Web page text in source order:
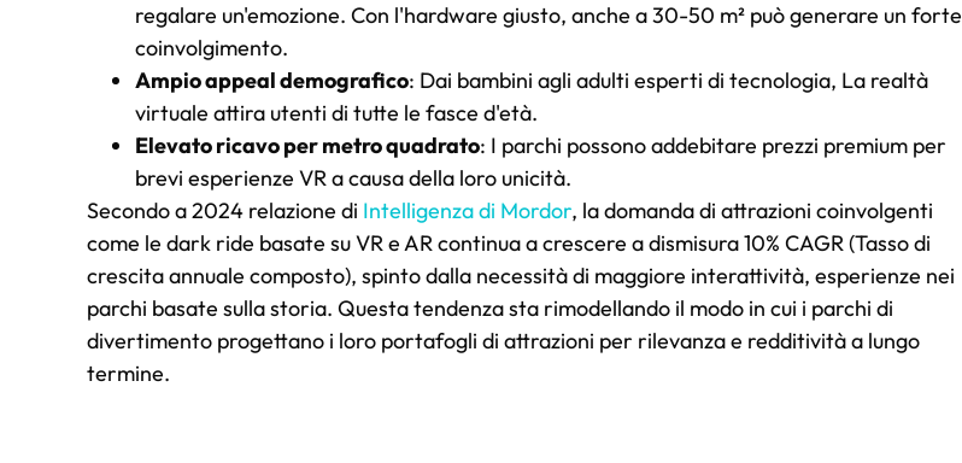
regalare un'emozione. Con l'hardware giusto, anche a 30-50 m² può generare un forte
coinvolgimento.
Ampio appeal demografico: Dai bambini agli adulti esperti di tecnologia, La realtà
virtuale attira utenti di tutte le fasce d'età.
Elevato ricavo per metro quadrato: I parchi possono addebitare prezzi premium per
brevi esperienze VR a causa della loro unicità.
Secondo a 2024 relazione di Intelligenza di Mordor, la domanda di attrazioni coinvolgenti
come le dark ride basate su VR e AR continua a crescere a dismisura 10% CAGR (Tasso di
crescita annuale composto), spinto dalla necessità di maggiore interattività, esperienze nei
parchi basate sulla storia. Questa tendenza sta rimodellando il modo in cui i parchi di
divertimento progettano i loro portafogli di attrazioni per rilevanza e redditività a lungo
termine.